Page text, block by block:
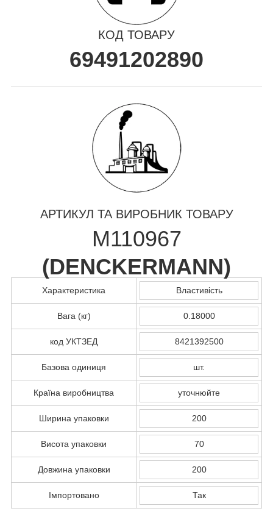
КОД ТОВАРУ
69491202890
АРТИКУЛ ТА ВИРОБНИК ТОВАРУ
M110967
(DENCKERMANN)
Характеристика Властивість
Вага (кг) 0.18000
код УКТЗЕД 8421392500
Базова одиниця шт.
Країна виробництва уточнюйте
Ширина упаковки 200
Висота упаковки 70
Довжина упаковки 200
Імпортовано Так